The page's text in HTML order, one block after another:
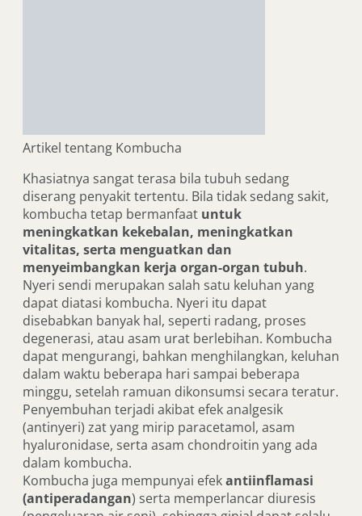
Artikel tentang Kombucha
Khasiatnya sangat terasa bila tubuh sedang
diserang penyakit tertentu. Bila tidak sedang sakit,
kombucha tetap bermanfaat untuk
meningkatkan kekebalan, meningkatkan
vitalitas, serta menguatkan dan
menyeimbangkan kerja organ-organ tubuh.
Nyeri sendi merupakan salah satu keluhan yang
dapat diatasi kombucha. Nyeri itu dapat
disebabkan banyak hal, seperti radang, proses
degenerasi, atau asam urat berlebihan. Kombucha
dapat mengurangi, bahkan menghilangkan, keluhan
dalam waktu beberapa hari sampai beberapa
minggu, setelah ramuan dikonsumsi secara teratur.
Penyembuhan terjadi akibat efek analgesik
(antinyeri) zat yang mirip paracetamol, asam
hyaluronidase, serta asam chondroitin yang ada
dalam kombucha.
Kombucha juga mempunyai efekantiinflamasi
(antiperadangan) serta memperlancar diuresis